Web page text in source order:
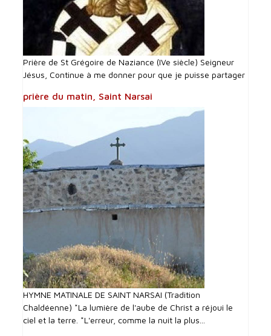
Prière de St Grégoire de Naziance (IVe siècle) Seigneur
Jésus, Continue à me donner pour que je puisse partager
prière du matin, Saint Narsai
HYMNE MATINALE DE SAINT NARSAI (Tradition
Chaldéenne) *La lumière de l'aube de Christ a réjoui le
ciel et la terre. *L'erreur, comme la nuit la plus...